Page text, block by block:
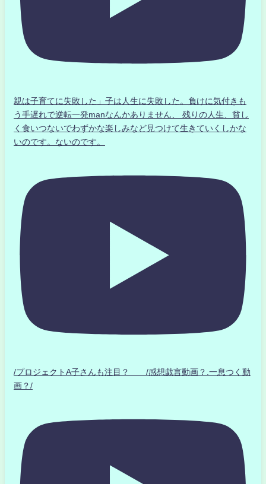
親は子育てに失敗した」子は人生に失敗した。負けに気付きも
う手遅れで逆転一発manなんかありません、 残りの人生、貧し
く食いつないでわずかな楽しみなど見つけて生きていくしかな
いのです。ないのです。
/プロジェクトA子さんも注目？ /感想戯言動画？.一息つく動
画？/